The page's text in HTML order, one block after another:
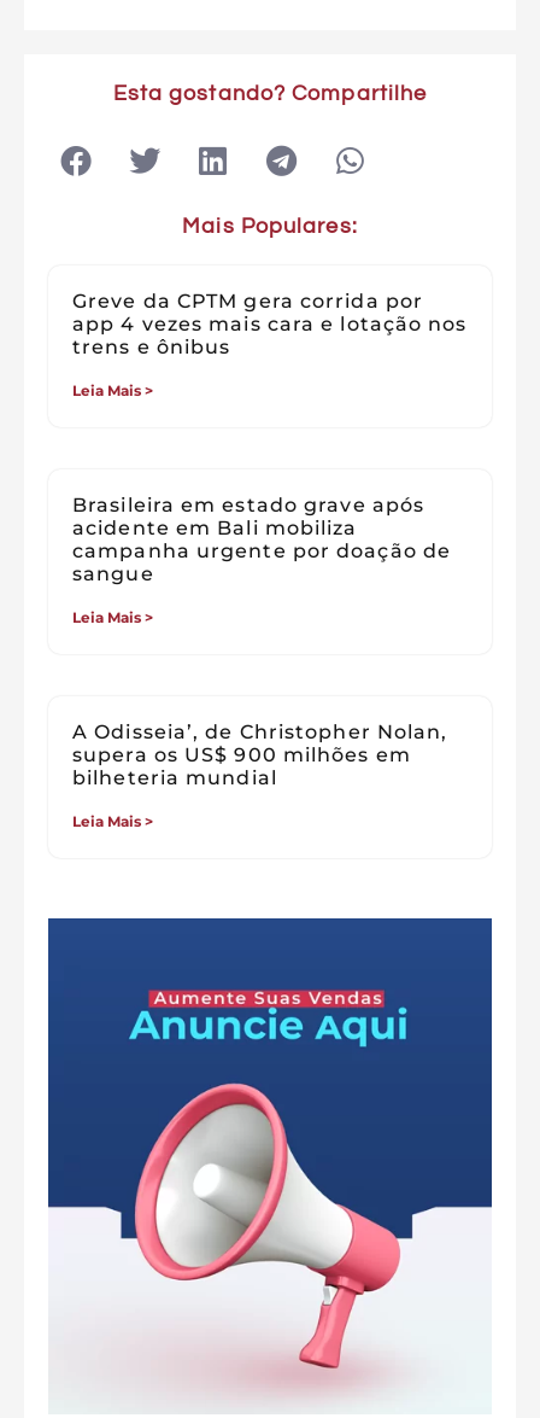
Esta gostando? Compartilhe
Mais Populares:
Greve da CPTM gera corrida por
app 4 vezes mais cara e lotação nos
trens e ônibus
Leia Mais >
Brasileira em estado grave após
acidente em Bali mobiliza
campanha urgente por doação de
sangue
Leia Mais >
A Odisseia’, de Christopher Nolan,
supera os US$ 900 milhões em
bilheteria mundial
Leia Mais >